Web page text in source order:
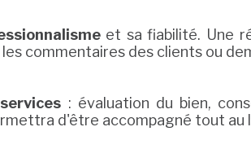
et sa fiabilité. Une
commentaires des clients ou
: évaluation du bien,
d'être accompagné tout